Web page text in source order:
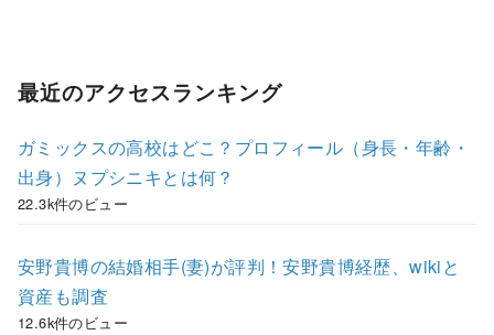
最近のアクセスランキング
ガミックスの高校はどこ？プロフィール（身長・年齢・
出身）ヌプシニキとは何？
22.3k件のビュー
安野貴博の結婚相手(妻)が評判！安野貴博経歴、wikiと
資産も調査
12.6k件のビュー